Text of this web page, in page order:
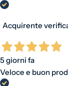
Acquirente
5 giorni fa
Veloce e buon